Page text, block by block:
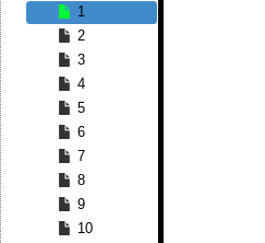
1
2
3
4
5
6
7
8
9
10